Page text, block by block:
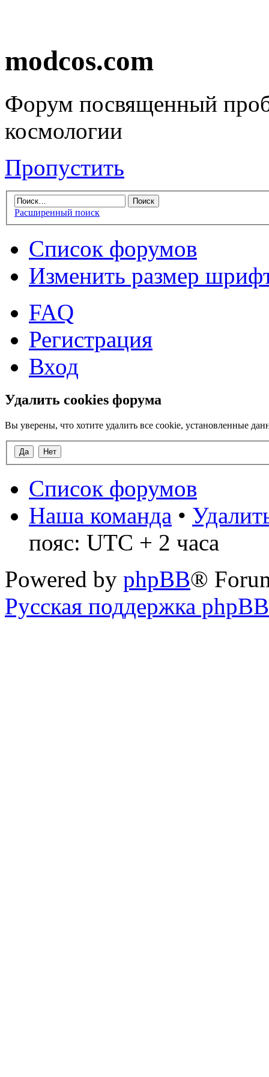
modcos.com
Форум посвященный
космологии
Пропустить
Расширенный поиск
Список форумов
Изменить размер
FAQ
Регистрация
Вход
Удалить cookies форума
Вы уверены, что хотите удалить все cookie, установленные
Список форумов
Наша команда •
пояс: UTC + 2 часа
Powered by phpBB®
Русская поддержка phpBB